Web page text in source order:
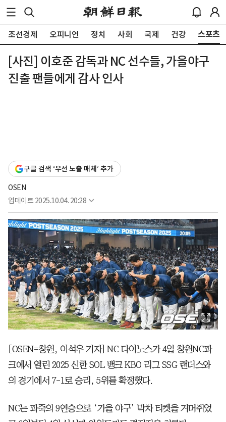
조선경제 오피니언 정치 사회 국제 건강 스포츠
[사진] 이호준 감독과 NC 선수들, 가을야구
진출 팬들에게 감사 인사
구글 검색 ‘우선 노출 매체’ 추가
OSEN
업데이트 2025.10.04. 20:28
[OSEN=창원, 이석우 기자] NC 다이노스가 4일 창원NC파
크에서 열린 2025 신한 SOL 뱅크 KBO 리그 SSG 랜더스와
의 경기에서 7-1로 승리, 5위를 확정했다.
NC는 파죽의 9연승으로 ‘가을 야구’ 막차 티켓을 거머쥐었